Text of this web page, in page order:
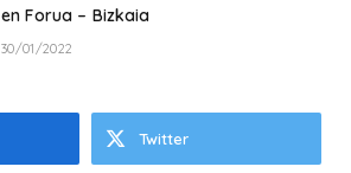
en Forua – Bizkaia
30/01/2022
Twitter